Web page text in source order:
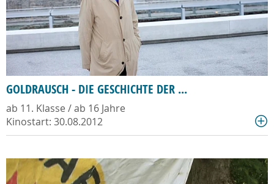
GOLDRAUSCH - DIE GESCHICHTE DER ...
ab 11. Klasse / ab 16 Jahre
Kinostart: 30.08.2012